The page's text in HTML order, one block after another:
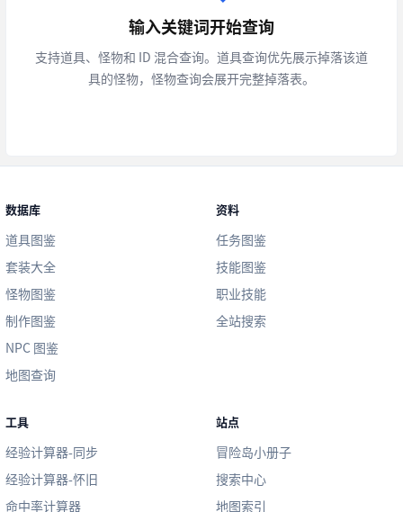
输入关键词开始查询
支持道具、怪物和 ID 混合查询。道具查询优先展示掉落该道
具的怪物，怪物查询会展开完整掉落表。
数据库
道具图鉴
套装大全
怪物图鉴
制作图鉴
NPC 图鉴
地图查询
资料
任务图鉴
技能图鉴
职业技能
全站搜索
工具
经验计算器-同步
经验计算器-怀旧
命中率计算器
站点
冒险岛小册子
搜索中心
地图索引